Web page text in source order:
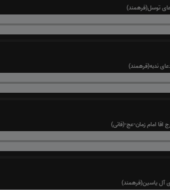
توسل(فرهمند)
ندبه(فرهمند)
امام زمان-عج-(فانی)
آل یاسین(فرهمند)